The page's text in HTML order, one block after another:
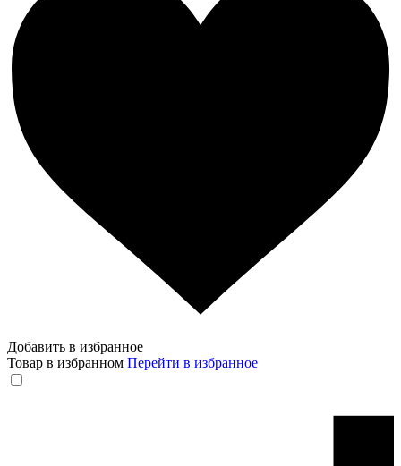
Добавить в избранное
Товар в избранном Перейти в избранное